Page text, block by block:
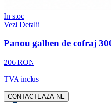
In stoc
Vezi Detalii
Panou galben de cofraj
206 RON
TVA inclus
CONTACTEAZA-NE